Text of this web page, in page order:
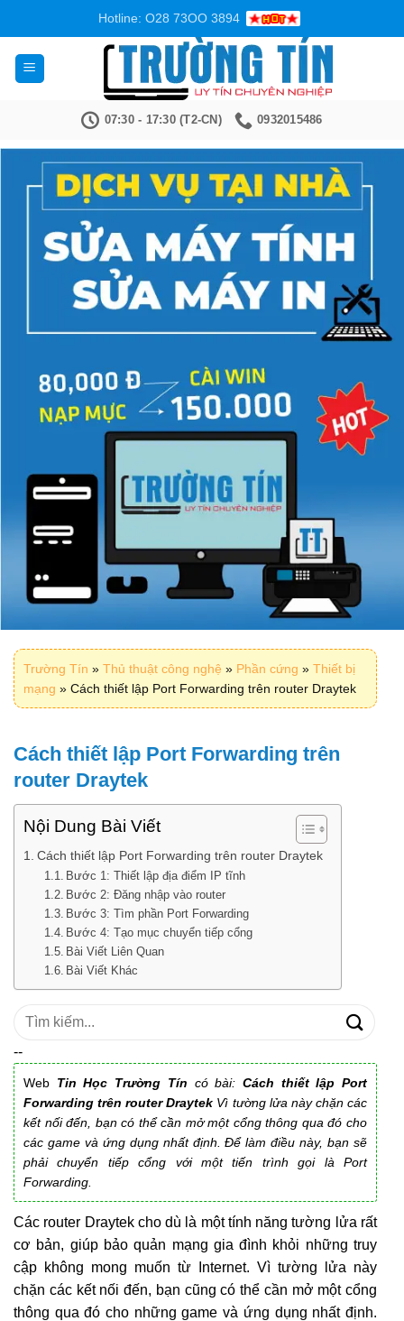
nội
dung
Hotline: O28 73OO 3894
07:30 - 17:30 (T2-CN) 0932015486
Trường Tín » Thủ thuật công nghệ » Phần cứng » Thiết bị
mạng » Cách thiết lập Port Forwarding trên router Draytek
Cách thiết lập Port Forwarding trên
router Draytek
Nội Dung Bài Viết
Cách thiết lập Port Forwarding trên router Draytek
Bước 1: Thiết lập địa điểm IP tĩnh
Bước 2: Đăng nhập vào router
Bước 3: Tìm phần Port Forwarding
Bước 4: Tạo mục chuyển tiếp cổng
Bài Viết Liên Quan
Bài Viết Khác
Tìm
--
Web Tin Học Trường Tín có bài: Cách thiết lập Port
Forwarding trên router Draytek Vì tường lửa này chặn các
kết nối đến, bạn có thể cần mở một cổng thông qua đó cho
các game và ứng dụng nhất định. Để làm điều này, bạn sẽ
phải chuyển tiếp cổng với một tiến trình gọi là Port
Forwarding.
Các router Draytek cho dù là một tính năng tường lửa rất
cơ bản, giúp bảo quản mạng gia đình khỏi những truy
cập không mong muốn từ Internet. Vì tường lửa này
chặn các kết nối đến, bạn cũng có thể cần mở một cổng
thông qua đó cho những game và ứng dụng nhất định.